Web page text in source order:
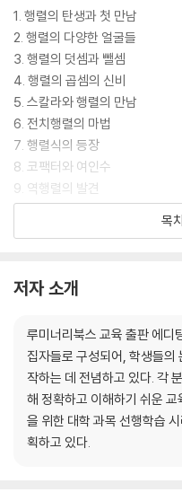
적 변환을 표현하는 언어임을 이
터 애니메이션의 수학적 원리로
현대 사회에서 행렬은 빅데이터
활용되고 있습니다. 구글의 검색
스의 영화 추천 시스템, 그리고
에서 행렬 연산이 핵심적인 역할
응용을 통해 행렬이 단순한 학문
화시키는 실용적인 도구임을 보
컴퓨팅 등 최첨단 기술 분야에
며, 이는 행렬을 이해하는 것이
1. 행렬의 탄생과 첫 만남
2. 행렬의 다양한 얼굴들
3. 행렬의 덧셈과 뺄셈
4. 행렬의 곱셈의 신비
5. 스칼라와 행렬의 만남
6. 전치행렬의 마법
7. 행렬식의 등장
8. 코팩터와 여인수
9. 역행렬의 발견
10. 가우스 소거법의 힘
14. 고유값과 고유벡터의 비밀
16. 직교행렬과 회전변환
17. 대칭행렬의 아름다움
18. 이차형식과 포물선
19. 특이값 분해의 혁명
20. LU 분해와 효율적 계산
21. QR 분해와 최소제곱법
목
저자 소개
루미너리북스 교육 출판 에디
집자들로 구성되어, 학생들의
작하는 데 전념하고 있다. 각
해 정확하고 이해하기 쉬운
을 위한 대학 과목 선행학습
획하고 있다.